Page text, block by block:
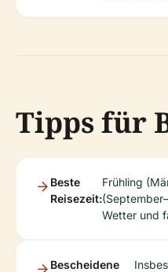
Tipps für
Beste
Reisezeit:
Frühling
Wetter und
Bescheidene